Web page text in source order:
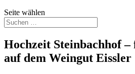
Seite wählen
Hochzeit Steinbachhof
auf dem Weingut Eissler